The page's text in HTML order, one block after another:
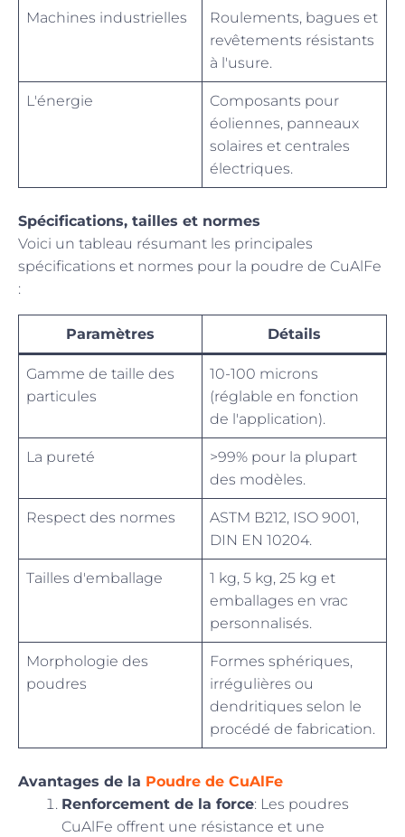
Machines industrielles
Roulements, bagues et
revêtements résistants
à l'usure.
L'énergie
Composants pour
éoliennes, panneaux
solaires et centrales
électriques.
Spécifications, tailles et normes
Voici un tableau résumant les principales
spécifications et normes pour la poudre de CuAlFe
:
Paramètres Détails
Gamme de taille des
particules
10-100 microns
(réglable en fonction
de l'application).
La pureté
>99% pour la plupart
des modèles.
Respect des normes
ASTM B212, ISO 9001,
DIN EN 10204.
Tailles d'emballage
1 kg, 5 kg, 25 kg et
emballages en vrac
personnalisés.
Morphologie des
poudres
Formes sphériques,
irrégulières ou
dendritiques selon le
procédé de fabrication.
Avantages de la Poudre de CuAlFe
Renforcement de la force: Les poudres
CuAlFe offrent une résistance et une